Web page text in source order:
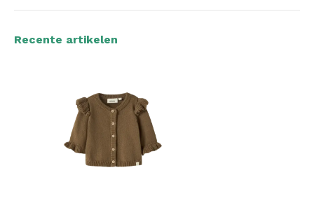
Recente artikelen